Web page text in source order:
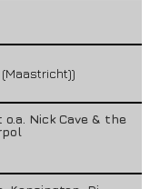
Nick Cave & the